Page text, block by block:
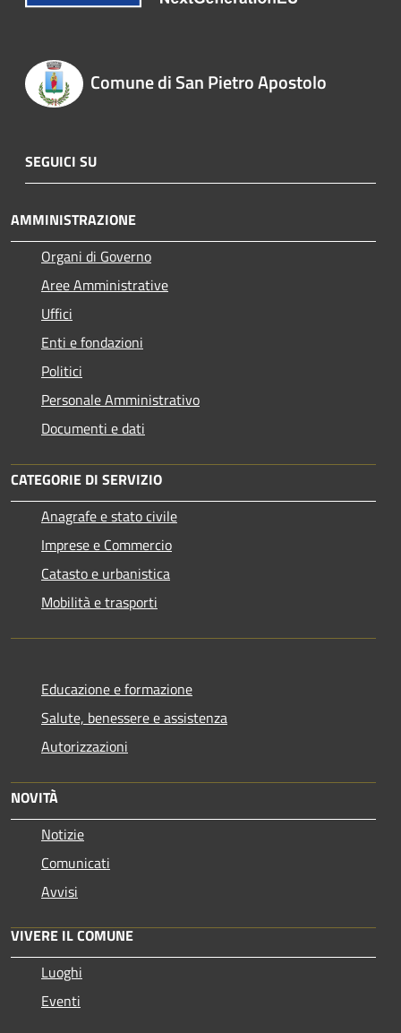
Comune di San Pietro Apostolo
SEGUICI SU
AMMINISTRAZIONE
Organi di Governo
Aree Amministrative
Uffici
Enti e fondazioni
Politici
Personale Amministrativo
Documenti e dati
CATEGORIE DI SERVIZIO
Anagrafe e stato civile
Imprese e Commercio
Catasto e urbanistica
Mobilità e trasporti
Educazione e formazione
Salute, benessere e assistenza
Autorizzazioni
NOVITÀ
Notizie
Comunicati
Avvisi
VIVERE IL COMUNE
Luoghi
Eventi